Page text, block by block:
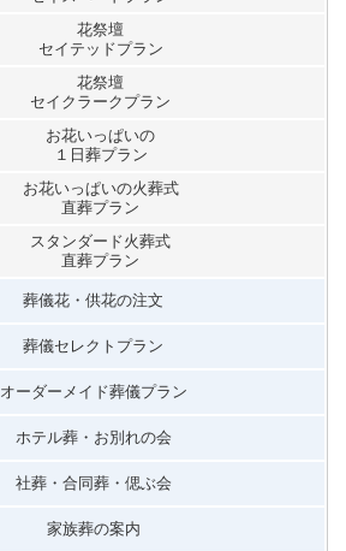
花祭壇
セイテッドプラン
花祭壇
セイクラークプラン
お花いっぱいの
１日葬プラン
お花いっぱいの火葬式
直葬プラン
スタンダード火葬式
直葬プラン
葬儀花・供花の注文
葬儀セレクトプラン
オーダーメイド葬儀プラン
ホテル葬・お別れの会
社葬・合同葬・偲ぶ会
家族葬の案内